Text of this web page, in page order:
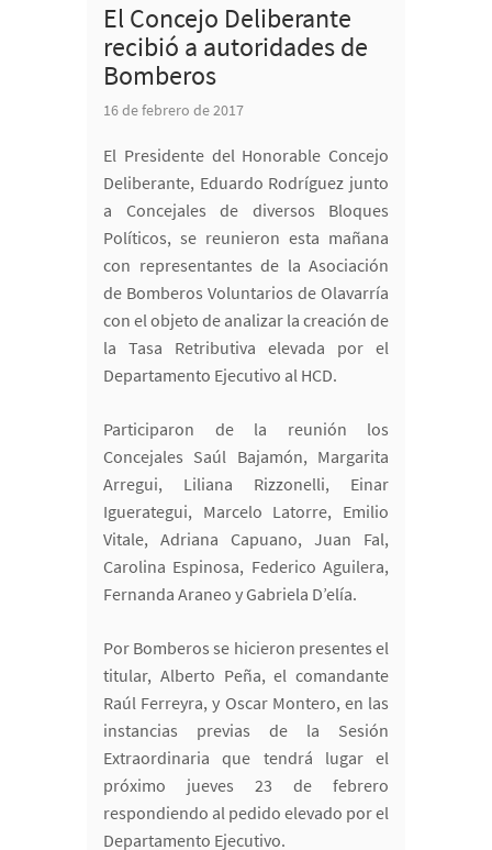
El Concejo Deliberante
recibió a autoridades de
Bomberos
16 de febrero de 2017
El Presidente del Honorable Concejo
Deliberante, Eduardo Rodríguez junto
a Concejales de diversos Bloques
Políticos, se reunieron esta mañana
con representantes de la Asociación
de Bomberos Voluntarios de Olavarría
con el objeto de analizar la creación de
la Tasa Retributiva elevada por el
Departamento Ejecutivo al HCD.
Participaron de la reunión los
Concejales Saúl Bajamón, Margarita
Arregui, Liliana Rizzonelli, Einar
Iguerategui, Marcelo Latorre, Emilio
Vitale, Adriana Capuano, Juan Fal,
Carolina Espinosa, Federico Aguilera,
Fernanda Araneo y Gabriela D’elía.
Por Bomberos se hicieron presentes el
titular, Alberto Peña, el comandante
Raúl Ferreyra, y Oscar Montero, en las
instancias previas de la Sesión
Extraordinaria que tendrá lugar el
próximo jueves 23 de febrero
respondiendo al pedido elevado por el
Departamento Ejecutivo.